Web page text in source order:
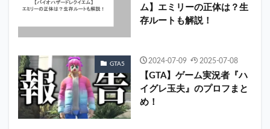
ム】エミリーの正体は？生
存ルートも解説！
GTA5 2024-07-09 2025-07-08
【GTA】ゲーム実況者『ハ
イグレ玉夫』のプロフまと
め！